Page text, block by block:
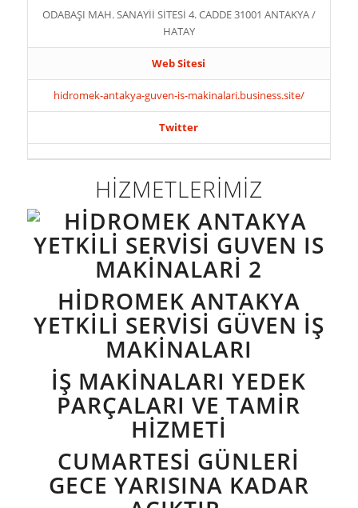
ODABAŞI MAH. SANAYİİ SİTESİ 4. CADDE 31001 ANTAKYA /
HATAY
Web Sitesi
hidromek-antakya-guven-is-makinalari.business.site/
Twitter
HİZMETLERİMİZ
HIDROMEK ANTAKYA
YETKILI SERVISI GÜVEN İŞ
MAKINALARI
İŞ MAKINALARI YEDEK
PARÇALARI VE TAMIR
HIZMETI
CUMARTESI GÜNLERI
GECE YARISINA KADAR